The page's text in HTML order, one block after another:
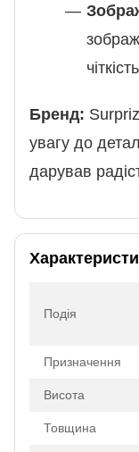
Бренд:
увагу до
дарував
Подія
Призначення
Висота
Товщина